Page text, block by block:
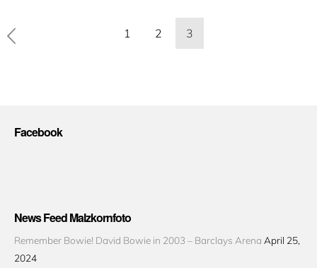
Seitennummerierung
der
1 2 3
Facebook
News Feed Malzkornfoto
Remember Bowie! David Bowie in 2003 – Barclays Arena April 25,
2024